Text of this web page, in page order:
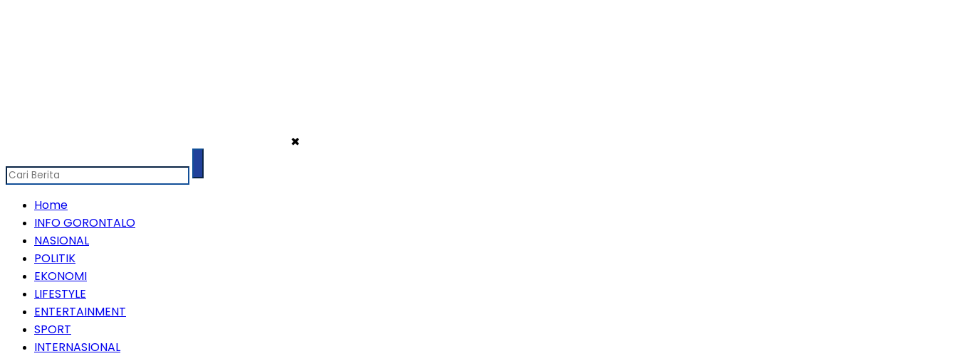
✖
Home
INFO GORONTALO
NASIONAL
POLITIK
EKONOMI
LIFESTYLE
ENTERTAINMENT
SPORT
INTERNASIONAL